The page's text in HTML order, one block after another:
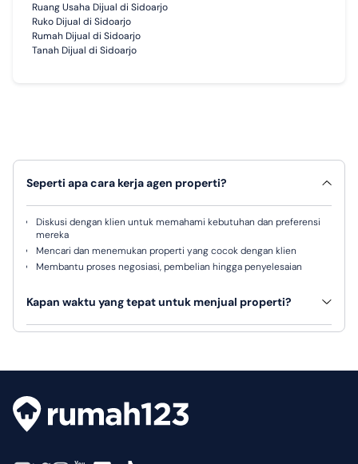
Ruang Usaha Dijual di Sidoarjo
Ruko Dijual di Sidoarjo
Rumah Dijual di Sidoarjo
Tanah Dijual di Sidoarjo
Seperti apa cara kerja agen properti?
Diskusi dengan klien untuk memahami kebutuhan dan preferensi
mereka
Mencari dan menemukan properti yang cocok dengan klien
Membantu proses negosiasi, pembelian hingga penyelesaian
Kapan waktu yang tepat untuk menjual properti?
Tidak ada waktu pasti, karena semuanya tergantung pada sejumlah